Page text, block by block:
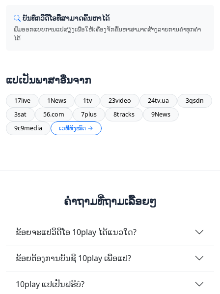
ບັນທຶກ​ວີດີໂອ​ທີ່​ສາມາດ​ຄົ້ນຫາ​ໄດ້
ພິມ​ອອກ​ແບບ​ການ​ແປ​ສຽງ​ເພື່ອ​ໃຫ້​ເຄື່ອງຈັກ​ຄົ້ນ​ຫາ​ສາມາດ​ສ້າງ​ລາຍ​ການ​ຄໍາ​ທຸກ​ຄໍາ​
ໄດ້
ແປ​ເປັນ​ພາສາ​ອື່ນ​ຈາກ
17live 1News 1tv 23video 24tv.ua
3qsdn
3sat
56.com 7plus 8tracks
9News
9c9media
ເວທີ​ທັງ​ໝົດ →
ຄໍາຖາມທີ່ຖາມເລື້ອຍໆ
ຂ້ອຍຈະແປວິດີໂອ 10play ໄດ້ແນວໃດ?
ຂ້ອຍຕ້ອງການບັນຊີ 10play ເພື່ອແປ?
10play ແປເປັນຟຣີບໍ?